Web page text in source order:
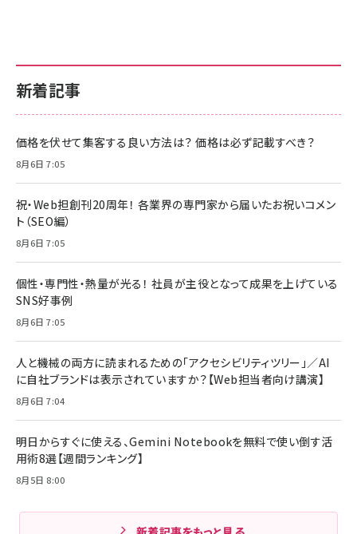
新着記事
価格を伏せて集客する良い方法は？ 価格は必ず記載すべき？
8月6日 7:05
祝・Web担創刊20周年！ 各業界の専門家から届いたお祝いコメン
ト（SEO編）
8月6日 7:05
個性・専門性・熱量が光る！ 社員が主役となって成果を上げている
SNS好事例
8月6日 7:05
人と機械の両方に読まれるための「アクセシビリティツリー」／AI
に自社ブランドは表示されていますか？【Web担当者向け講演】
8月6日 7:04
明日からすぐに使える、Gemini Notebookを無料で使い倒す活
用術8選【週間ランキング】
8月5日 8:00